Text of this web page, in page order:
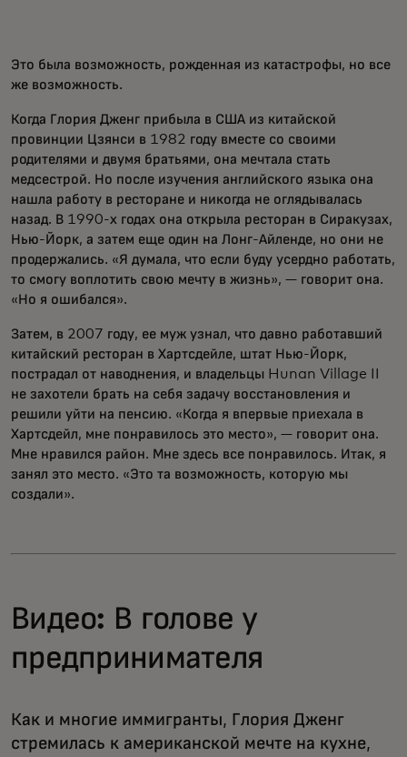
Это была возможность, рожденная из катастрофы, но все
же возможность.
Когда Глория Дженг прибыла в США из китайской
провинции Цзянси в 1982 году вместе со своими
родителями и двумя братьями, она мечтала стать
медсестрой. Но после изучения английского языка она
нашла работу в ресторане и никогда не оглядывалась
назад. В 1990-х годах она открыла ресторан в Сиракузах,
Нью-Йорк, а затем еще один на Лонг-Айленде, но они не
продержались. «Я думала, что если буду усердно работать,
то смогу воплотить свою мечту в жизнь», — говорит она.
«Но я ошибался».
Затем, в 2007 году, ее муж узнал, что давно работавший
китайский ресторан в Хартсдейле, штат Нью-Йорк,
пострадал от наводнения, и владельцы Hunan Village II
не захотели брать на себя задачу восстановления и
решили уйти на пенсию. «Когда я впервые приехала в
Хартсдейл, мне понравилось это место», — говорит она.
Мне нравился район. Мне здесь все понравилось. Итак, я
занял это место. «Это та возможность, которую мы
создали».
Видео: В голове у
предпринимателя
Как и многие иммигранты, Глория Дженг
стремилась к американской мечте на кухне,